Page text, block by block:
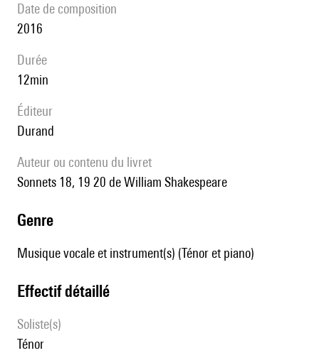
date de composition
2016
durée
12min
éditeur
Durand
Auteur ou contenu du livret
Sonnets 18, 19 20 de William Shakespeare
genre
Musique vocale et instrument(s) (Ténor et piano)
effectif détaillé
Soliste(s)
ténor